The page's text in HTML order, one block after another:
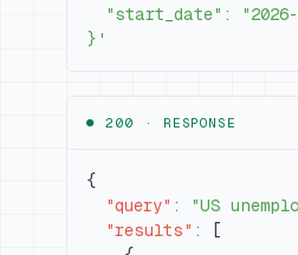
}'
● 200 · RESPONSE
{
"query" : "US
"results" :
[